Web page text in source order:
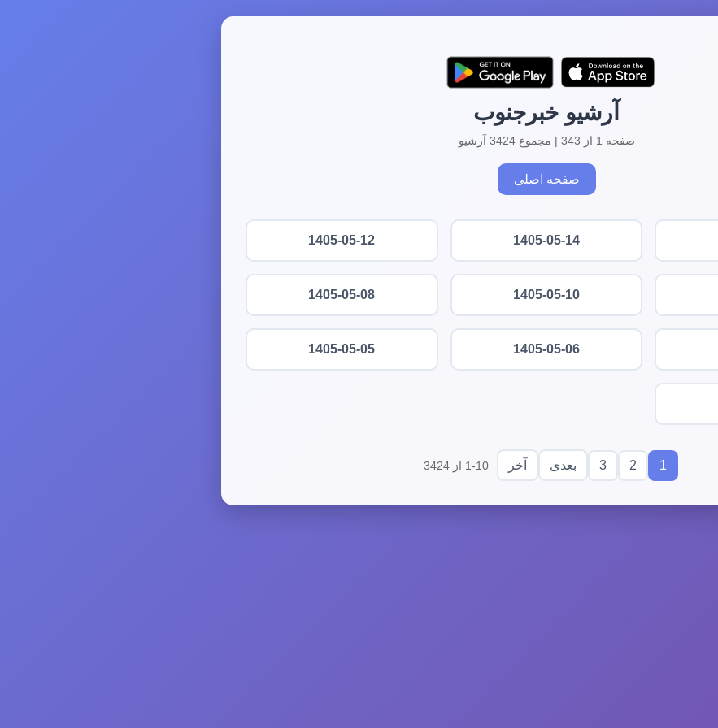
آرشیو خبرجنوب
صفحه 1 از 343 | مجموع 3424 آرشیو
صفحه اصلی
1405-05-14
1405-05-12
1405-05-10
1405-05-08
1405-05-06
1405-05-05
1
2
3 بعدی آخر 1-10 از 3424